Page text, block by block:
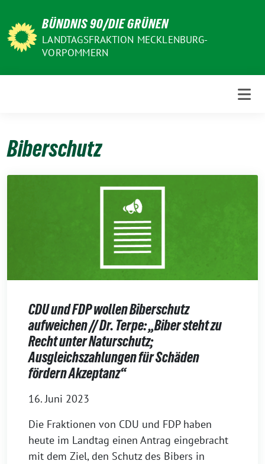
zum
Inhalt
BÜNDNIS 90/DIE GRÜNEN
LANDTAGSFRAKTION MECKLENBURG-
VORPOMMERN
Biberschutz
CDU und FDP wollen Biberschutz
aufweichen // Dr. Terpe: „Biber steht zu
Recht unter Naturschutz;
Ausgleichszahlungen für Schäden
fördern Akzeptanz“
16. Juni 2023
Die Fraktionen von CDU und FDP haben
heute im Landtag einen Antrag eingebracht
mit dem Ziel, den Schutz des Bibers in